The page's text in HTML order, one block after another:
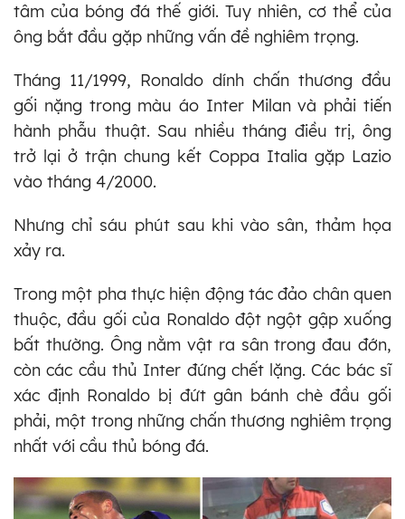
tâm của bóng đá thế giới. Tuy nhiên, cơ thể của
ông bắt đầu gặp những vấn đề nghiêm trọng.
Tháng 11/1999, Ronaldo dính chấn thương đầu
gối nặng trong màu áo Inter Milan và phải tiến
hành phẫu thuật. Sau nhiều tháng điều trị, ông
trở lại ở trận chung kết Coppa Italia gặp Lazio
vào tháng 4/2000.
Nhưng chỉ sáu phút sau khi vào sân, thảm họa
xảy ra.
Trong một pha thực hiện động tác đảo chân quen
thuộc, đầu gối của Ronaldo đột ngột gập xuống
bất thường. Ông nằm vật ra sân trong đau đớn,
còn các cầu thủ Inter đứng chết lặng. Các bác sĩ
xác định Ronaldo bị đứt gân bánh chè đầu gối
phải, một trong những chấn thương nghiêm trọng
nhất với cầu thủ bóng đá.